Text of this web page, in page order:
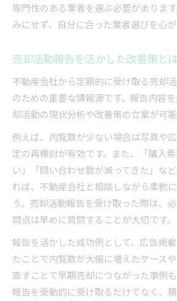
専門性のある業者を選ぶ必要がありま
みにせず、自分に合った業者選びを心が
売却活動報告を活かした改善策とは
不動産会社から定期的に受け取る売却
のための重要な情報源です。報告内容
却活動の現状分析や改善策の立案が可能
例えば、内覧数が少ない場合は写真や
定の再検討が有効です。また、「購入
い」「問い合わせ数が減ってきた」な
れば、不動産会社と相談しながら柔軟
う。売却活動報告を受け取った際は、
問点は早めに質問することが大切です。
報告を活かした成功例として、広告掲
たことで内覧数が大幅に増えたケース
直すことで早期売却につながった事例
報告を受動的に受け取るだけでなく、